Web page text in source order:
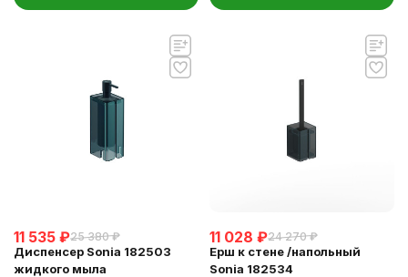
11 535 ₽25 380 ₽
Диспенсер Sonia 182503
жидкого мыла
11 028 ₽24 270 ₽
Ерш к стене /напольный
Sonia 182534